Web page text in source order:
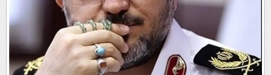
محیط زیست
سفر و تفریح
فناوری و It
علمی
اخبار کریپتو
قرآن
گوناگون
سرگرمی
باشگاه مغز
فیلم
اقتصاد
عصر ایران 2